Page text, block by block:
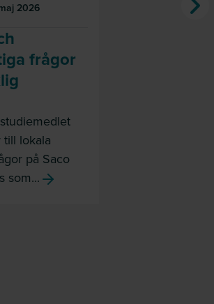
2026
frågor
lokala
på Saco
som...